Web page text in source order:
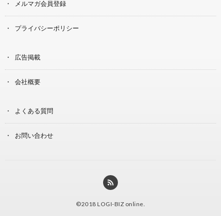
メルマガ会員登録
プライバシーポリシー
広告掲載
会社概要
よくある質問
お問い合わせ
©2018 LOGI-BIZ online